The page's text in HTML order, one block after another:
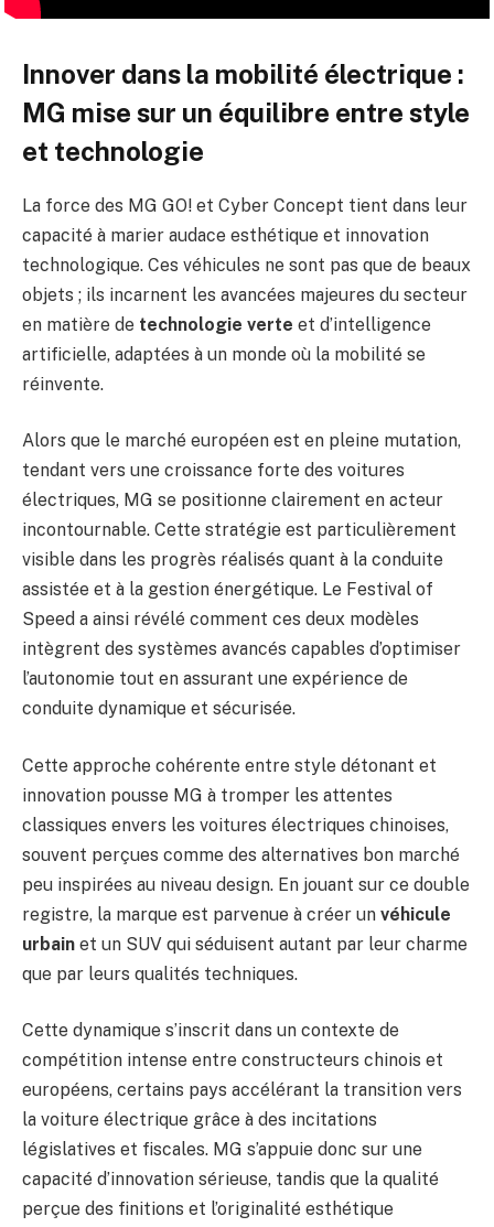
Innover dans la mobilité électrique :
MG mise sur un équilibre entre style
et technologie
La force des MG GO! et Cyber Concept tient dans leur
capacité à marier audace esthétique et innovation
technologique. Ces véhicules ne sont pas que de beaux
objets ; ils incarnent les avancées majeures du secteur
en matière de technologie verte et d’intelligence
artificielle, adaptées à un monde où la mobilité se
réinvente.
Alors que le marché européen est en pleine mutation,
tendant vers une croissance forte des voitures
électriques, MG se positionne clairement en acteur
incontournable. Cette stratégie est particulièrement
visible dans les progrès réalisés quant à la conduite
assistée et à la gestion énergétique. Le Festival of
Speed a ainsi révélé comment ces deux modèles
intègrent des systèmes avancés capables d’optimiser
l’autonomie tout en assurant une expérience de
conduite dynamique et sécurisée.
Cette approche cohérente entre style détonant et
innovation pousse MG à tromper les attentes
classiques envers les voitures électriques chinoises,
souvent perçues comme des alternatives bon marché
peu inspirées au niveau design. En jouant sur ce double
registre, la marque est parvenue à créer un véhicule
urbain et un SUV qui séduisent autant par leur charme
que par leurs qualités techniques.
Cette dynamique s’inscrit dans un contexte de
compétition intense entre constructeurs chinois et
européens, certains pays accélérant la transition vers
la voiture électrique grâce à des incitations
législatives et fiscales. MG s’appuie donc sur une
capacité d’innovation sérieuse, tandis que la qualité
perçue des finitions et l’originalité esthétique